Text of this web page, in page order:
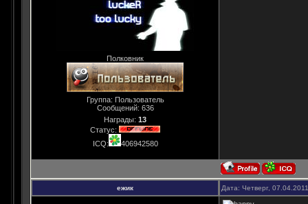
Полковник
Группа: Пользователь
Сообщений: 636
Награды: 13
Статус:
ICQ:
406942580
ежик Дата: Четверг,